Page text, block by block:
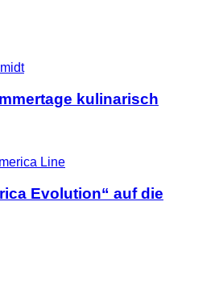
kulinarisch
Evolution“ auf die